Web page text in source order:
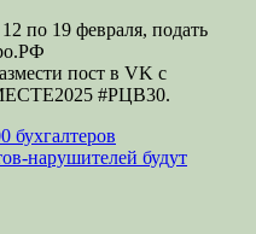
по 19 февраля, подать
пост в VK с
#РЦВ30.
бухгалтеров
нарушителей будут